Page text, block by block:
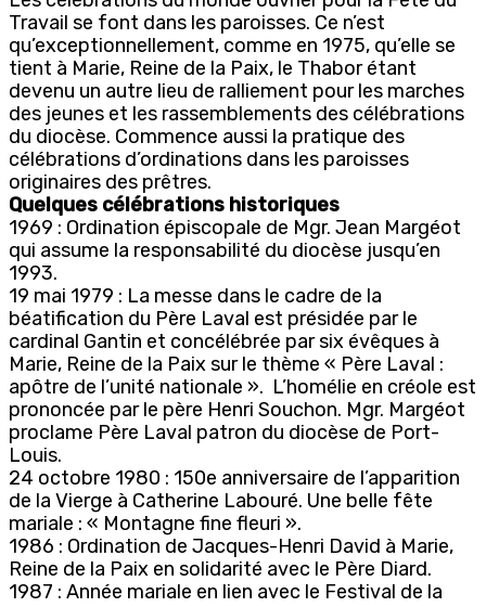
Travail se font dans les paroisses. Ce n’est
qu’exceptionnellement, comme en 1975, qu’elle se
tient à Marie, Reine de la Paix, le Thabor étant
devenu un autre lieu de ralliement pour les marches
des jeunes et les rassemblements des célébrations
du diocèse. Commence aussi la pratique des
célébrations d’ordinations dans les paroisses
originaires des prêtres.
Quelques célébrations historiques
1969 : Ordination épiscopale de Mgr. Jean Margéot
qui assume la responsabilité du diocèse jusqu’en
1993.
19 mai 1979 : La messe dans le cadre de la
béatification du Père Laval est présidée par le
cardinal Gantin et concélébrée par six évêques à
Marie, Reine de la Paix sur le thème « Père Laval :
apôtre de l’unité nationale ». L’homélie en créole est
prononcée par le père Henri Souchon. Mgr. Margéot
proclame Père Laval patron du diocèse de Port-
Louis.
24 octobre 1980 : 150e anniversaire de l’apparition
de la Vierge à Catherine Labouré. Une belle fête
mariale : « Montagne fine fleuri ».
1986 : Ordination de Jacques-Henri David à Marie,
Reine de la Paix en solidarité avec le Père Diard.
1987 : Année mariale en lien avec le Festival de la